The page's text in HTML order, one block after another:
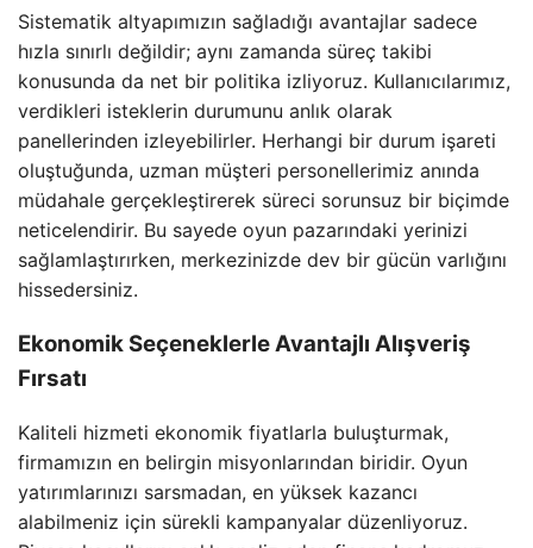
Sistematik altyapımızın sağladığı avantajlar sadece
hızla sınırlı değildir; aynı zamanda süreç takibi
konusunda da net bir politika izliyoruz. Kullanıcılarımız,
verdikleri isteklerin durumunu anlık olarak
panellerinden izleyebilirler. Herhangi bir durum işareti
oluştuğunda, uzman müşteri personellerimiz anında
müdahale gerçekleştirerek süreci sorunsuz bir biçimde
neticelendirir. Bu sayede oyun pazarındaki yerinizi
sağlamlaştırırken, merkezinizde dev bir gücün varlığını
hissedersiniz.
Ekonomik Seçeneklerle Avantajlı Alışveriş
Fırsatı
Kaliteli hizmeti ekonomik fiyatlarla buluşturmak,
firmamızın en belirgin misyonlarından biridir. Oyun
yatırımlarınızı sarsmadan, en yüksek kazancı
alabilmeniz için sürekli kampanyalar düzenliyoruz.